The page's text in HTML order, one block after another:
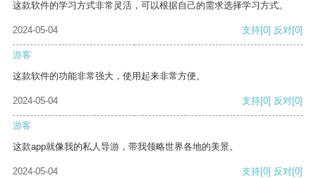
这款软件的学习方式非常灵活，可以根据自己的需求选择学习方式。
2024-05-04 支持[0] 反对[0]
游客
这款软件的功能非常强大，使用起来非常方便。
2024-05-04 支持[0] 反对[0]
游客
这款app就像我的私人导游，带我领略世界各地的美景。
2024-05-04 支持[0] 反对[0]